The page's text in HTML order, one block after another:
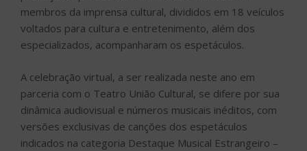
membros da imprensa cultural, divididos em 18 veículos
voltados para cultura e entretenimento, além dos
especializados, acompanharam os espetáculos.
A celebração virtual, a ser realizada neste ano em
parceria com o Teatro União Cultural, se difere por sua
dinâmica audiovisual e números musicais inéditos, com
versões exclusivas de canções dos espetáculos
indicados na categoria Destaque Musical Estrangeiro –